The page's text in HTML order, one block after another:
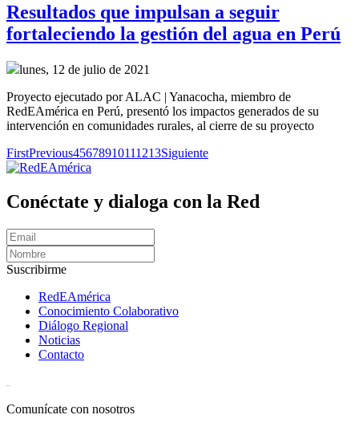
Resultados que impulsan a seguir
fortaleciendo la gestión del agua en Perú
lunes, 12 de julio de 2021
Proyecto ejecutado por ALAC | Yanacocha, miembro de
RedEAmérica en Perú, presentó los impactos generados de su
intervención en comunidades rurales, al cierre de su proyecto
FirstPrevious45678910111213Siguiente
Conéctate y dialoga con la Red
Suscribirme
RedEAmérica
Conocimiento Colaborativo
Diálogo Regional
Noticias
Contacto
Comunícate con nosotros